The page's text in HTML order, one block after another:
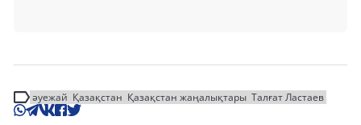
әуежай Қазақстан Қазақстан жаңалықтары Талғат Ластаев